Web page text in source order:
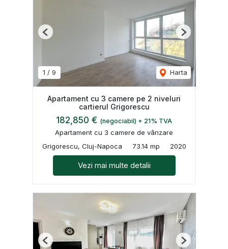
1 / 9 Harta
Previous Next
Apartament cu 3 camere pe 2 niveluri
cartierul Grigorescu
182,850 € (negociabil) + 21% TVA
Apartament cu 3 camere de vânzare
Grigorescu, Cluj-Napoca
73.14 mp 2020
Vezi mai multe detalii
Previous Next